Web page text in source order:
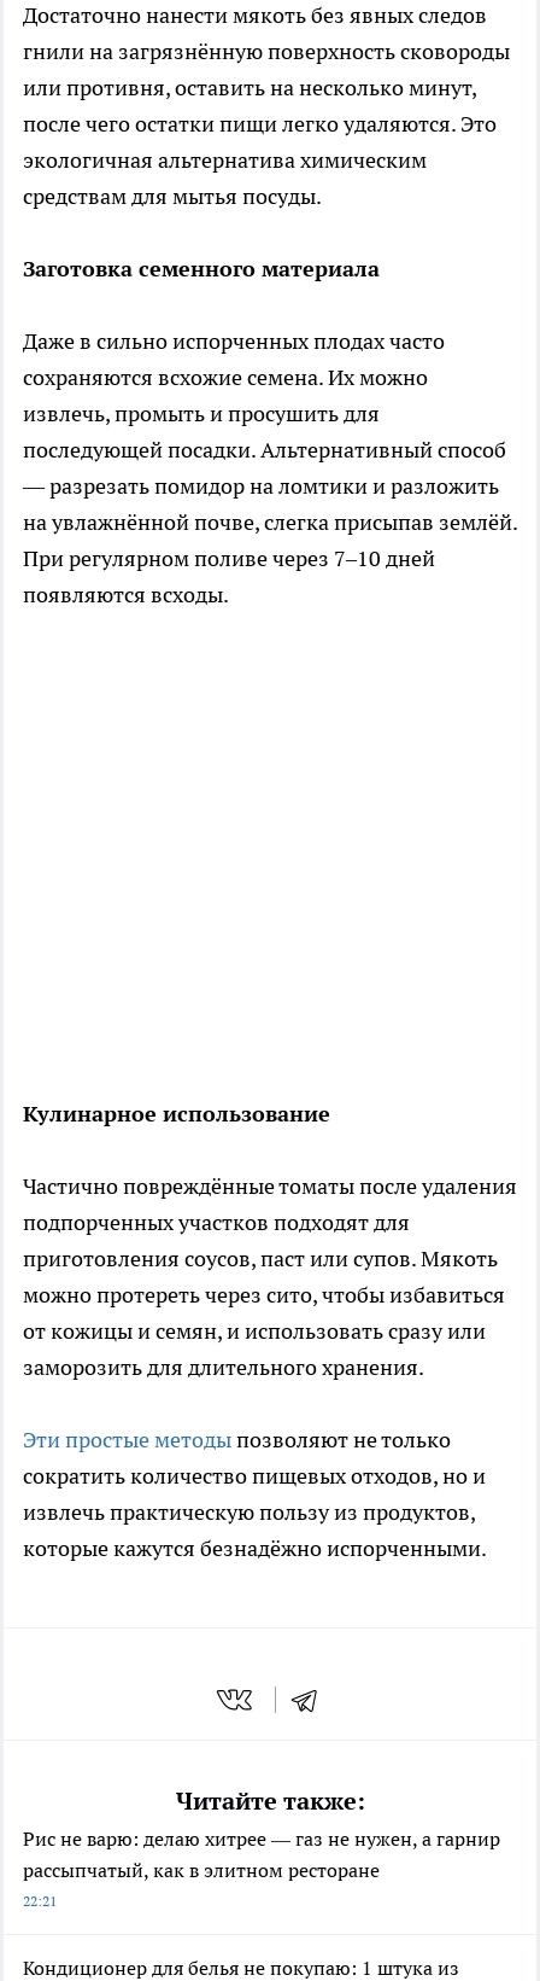
Достаточно нанести мякоть без явных следов
гнили на загрязнённую поверхность сковороды
или противня, оставить на несколько минут,
после чего остатки пищи легко удаляются. Это
экологичная альтернатива химическим
средствам для мытья посуды.
Заготовка семенного материала
Даже в сильно испорченных плодах часто
сохраняются всхожие семена. Их можно
извлечь, промыть и просушить для
последующей посадки. Альтернативный способ
— разрезать помидор на ломтики и разложить
на увлажнённой почве, слегка присыпав землёй.
При регулярном поливе через 7–10 дней
появляются всходы.
Кулинарное использование
Частично повреждённые томаты после удаления
подпорченных участков подходят для
приготовления соусов, паст или супов. Мякоть
можно протереть через сито, чтобы избавиться
от кожицы и семян, и использовать сразу или
заморозить для длительного хранения.
Эти простые методыпозволяют не только
сократить количество пищевых отходов, но и
извлечь практическую пользу из продуктов,
которые кажутся безнадёжно испорченными.
Читайте также:
Рис не варю: делаю хитрее — газ не нужен, а гарнир
рассыпчатый, как в элитном ресторане
22:21
Кондиционер для белья не покупаю: 1 штука из